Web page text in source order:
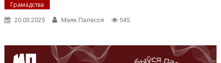
Грамадства
20.03.2025 Маяк Палесся 545